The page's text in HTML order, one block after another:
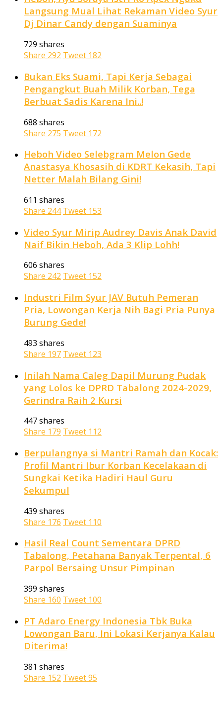
Langsung Mual Lihat Rekaman Video Syur
Dj Dinar Candy dengan Suaminya
729 shares
Share 292 Tweet 182
Bukan Eks Suami, Tapi Kerja Sebagai
Pengangkut Buah Milik Korban, Tega
Berbuat Sadis Karena Ini..!
688 shares
Share 275 Tweet 172
Heboh Video Selebgram Melon Gede
Anastasya Khosasih di KDRT Kekasih, Tapi
Netter Malah Bilang Gini!
611 shares
Share 244 Tweet 153
Video Syur Mirip Audrey Davis Anak David
Naif Bikin Heboh, Ada 3 Klip Lohh!
606 shares
Share 242 Tweet 152
Industri Film Syur JAV Butuh Pemeran
Pria, Lowongan Kerja Nih Bagi Pria Punya
Burung Gede!
493 shares
Share 197 Tweet 123
Inilah Nama Caleg Dapil Murung Pudak
yang Lolos ke DPRD Tabalong 2024-2029,
Gerindra Raih 2 Kursi
447 shares
Share 179 Tweet 112
Berpulangnya si Mantri Ramah dan Kocak:
Profil Mantri Ibur Korban Kecelakaan di
Sungkai Ketika Hadiri Haul Guru
Sekumpul
439 shares
Share 176 Tweet 110
Hasil Real Count Sementara DPRD
Tabalong, Petahana Banyak Terpental, 6
Parpol Bersaing Unsur Pimpinan
399 shares
Share 160 Tweet 100
PT Adaro Energy Indonesia Tbk Buka
Lowongan Baru, Ini Lokasi Kerjanya Kalau
Diterima!
381 shares
Share 152 Tweet95